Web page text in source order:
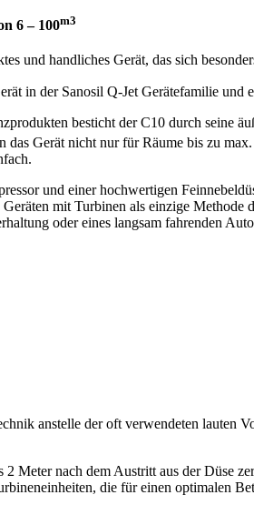
6 – 100m3
und handliches Gerät, das sich
in der Sanosil Q-Jet Gerätefamilie
besticht der C10 durch seine
das Gerät nicht nur für Räume bis zu
und einer hochwertigen
mit Turbinen als einzige
oder eines langsam fahrenden
anstelle der oft verwendeten lauten
Meter nach dem Austritt aus der Düse
die für einen optimalen